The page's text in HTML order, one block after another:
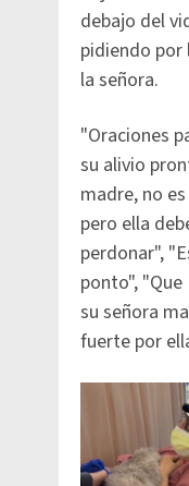
debajo del
pidiendo por
la señora.
"Oraciones
su alivio
madre, no
pero ella
perdonar",
ponto", "Que
su señora
fuerte por